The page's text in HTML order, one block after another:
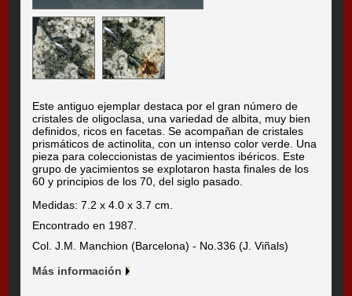
Este antiguo ejemplar destaca por el gran número de
cristales de oligoclasa, una variedad de albita, muy bien
definidos, ricos en facetas. Se acompañan de cristales
prismáticos de actinolita, con un intenso color verde. Una
pieza para coleccionistas de yacimientos ibéricos. Este
grupo de yacimientos se explotaron hasta finales de los
60 y principios de los 70, del siglo pasado.
Medidas: 7.2 x 4.0 x 3.7 cm.
Encontrado en 1987.
Col. J.M. Manchion (Barcelona) - No.336 (J. Viñals)
Más información